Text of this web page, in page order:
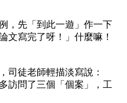
，先「到此一遊」作一下
文寫完了呀！」什麼嘛！
司徒老師輕描淡寫說：
訪問了三個「個案」，工